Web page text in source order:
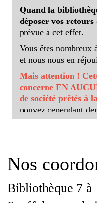
Quand la
déposer vos
prévue à cet effet.
Vous êtes nombreux
et nous nous en
Mais attention !
concerne EN
de société prêtés à
pouvez cependant
notre site en vous
compréhension !
Nos
Bibliothèque 7 à